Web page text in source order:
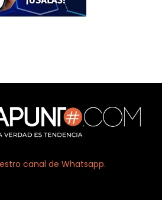
canal de Whatsapp.